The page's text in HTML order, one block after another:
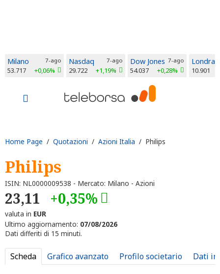
Milano 7-ago
53.717 +0,06%
Nasdaq 7-ago
29.722 +1,19%
Dow Jones 7-ago
54.037 +0,28%
Londra
10.901
Home Page / Quotazioni / Azioni Italia / Philips
Philips
ISIN: NL0000009538 - Mercato: Milano - Azioni
23,11 +0,35%
valuta in EUR
Ultimo aggiornamento: 07/08/2026
Dati differiti di 15 minuti.
Scheda Grafico avanzato Profilo societario Dati